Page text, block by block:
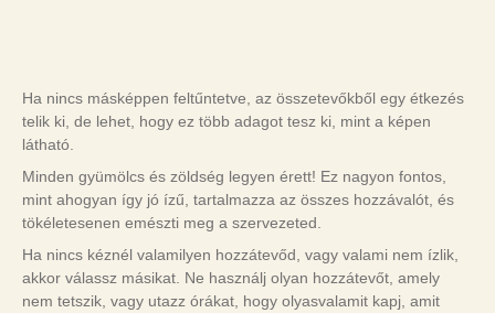
Ha nincs másképpen feltűntetve, az összetevőkből egy étkezés
telik ki, de lehet, hogy ez több adagot tesz ki, mint a képen
látható.
Minden gyümölcs és zöldség legyen érett! Ez nagyon fontos,
mint ahogyan így jó ízű, tartalmazza az összes hozzávalót, és
tökéletesenen emészti meg a szervezeted.
Ha nincs kéznél valamilyen hozzátevőd, vagy valami nem ízlik,
akkor válassz másikat. Ne használj olyan hozzátevőt, amely
nem tetszik, vagy utazz órákat, hogy olyasvalamit kapj, amit